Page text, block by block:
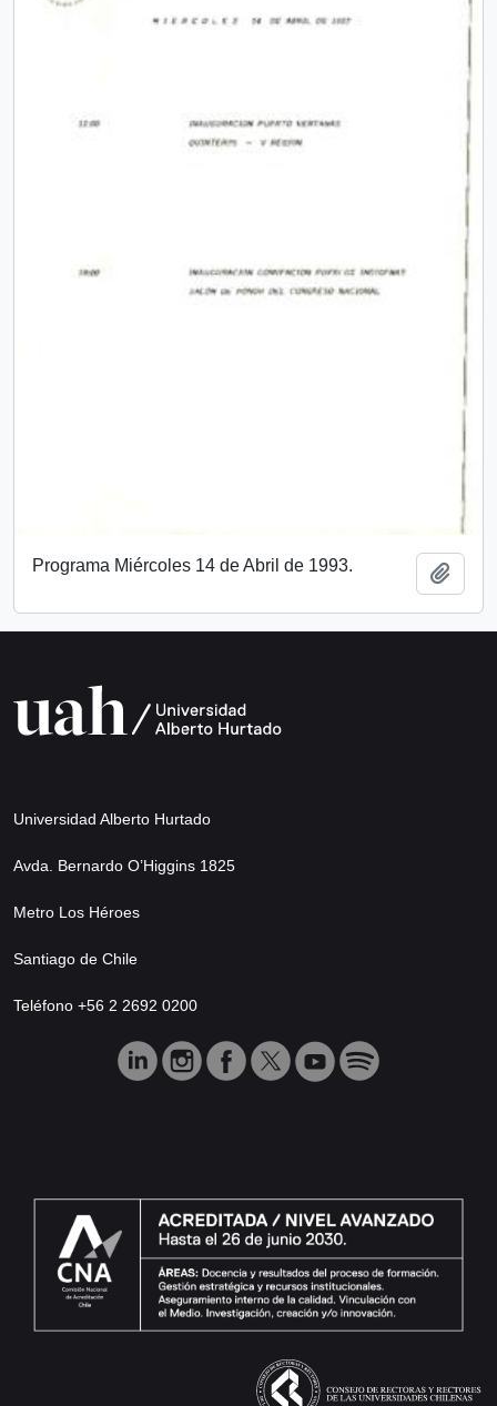
Programa Miércoles 14 de Abril de 1993.
Universidad Alberto Hurtado
Avda. Bernardo O’Higgins 1825
Metro Los Héroes
Santiago de Chile
Teléfono +56 2 2692 0200